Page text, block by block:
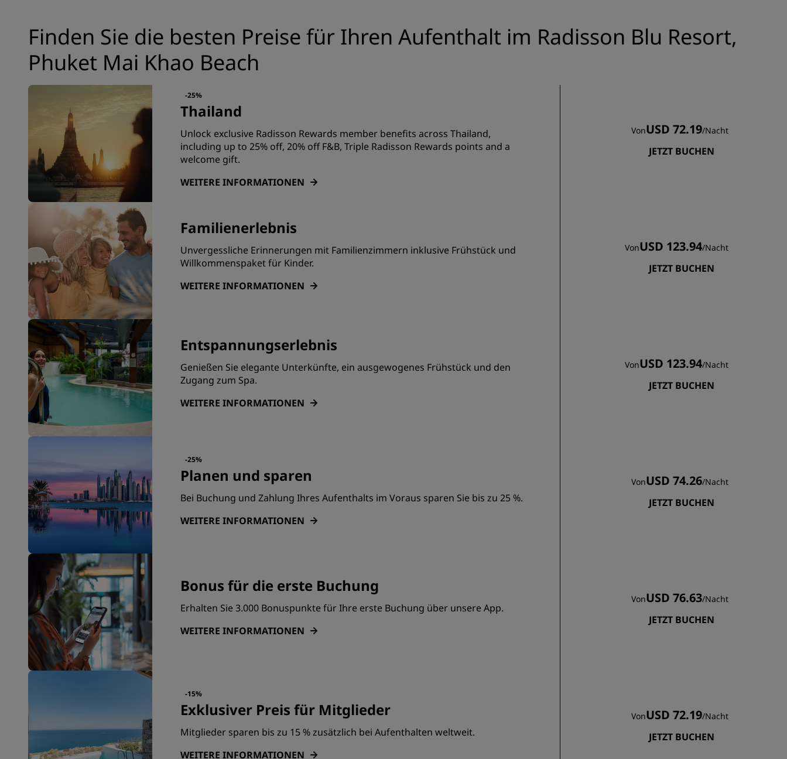
Finden Sie die besten Preise für Ihren Aufenthalt im Radisson Blu Resort,
Phuket Mai Khao Beach
-25%
Thailand
Unlock exclusive Radisson Rewards member benefits across Thailand,
including up to 25% off, 20% off F&B, Triple Radisson Rewards points and a
welcome gift.
WEITERE INFORMATIONEN
VonUSD 72.19/Nacht
JETZT BUCHEN
Familienerlebnis
Unvergessliche Erinnerungen mit Familienzimmern inklusive Frühstück und
Willkommenspaket für Kinder.
WEITERE INFORMATIONEN
VonUSD 123.94/Nacht
JETZT BUCHEN
Entspannungserlebnis
Genießen Sie elegante Unterkünfte, ein ausgewogenes Frühstück und den
Zugang zum Spa.
WEITERE INFORMATIONEN
VonUSD 123.94/Nacht
JETZT BUCHEN
-25%
Planen und sparen
Bei Buchung und Zahlung Ihres Aufenthalts im Voraus sparen Sie bis zu 25 %.
WEITERE INFORMATIONEN
VonUSD 74.26/Nacht
JETZT BUCHEN
Bonus für die erste Buchung
Erhalten Sie 3.000 Bonuspunkte für Ihre erste Buchung über unsere App.
WEITERE INFORMATIONEN
VonUSD 76.63/Nacht
JETZT BUCHEN
-15%
Exklusiver Preis für Mitglieder
Mitglieder sparen bis zu 15 % zusätzlich bei Aufenthalten weltweit.
WEITERE INFORMATIONEN
VonUSD 72.19/Nacht
JETZT BUCHEN